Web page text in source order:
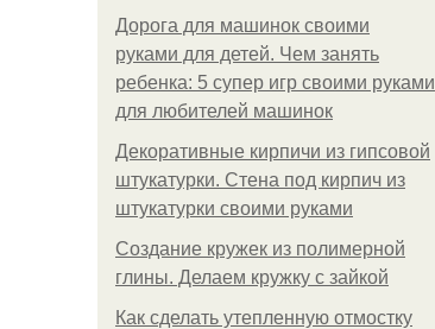
Дорога для машинок своими
руками для детей. Чем занять
ребенка: 5 супер игр своими руками
для любителей машинок
Декоративные кирпичи из гипсовой
штукатурки. Стена под кирпич из
штукатурки своими руками
Создание кружек из полимерной
глины. Делаем кружку с зайкой
Как сделать утепленную отмостку